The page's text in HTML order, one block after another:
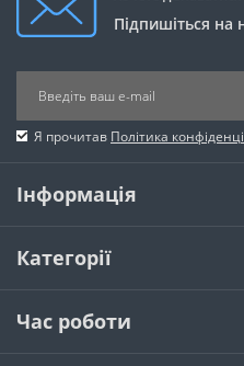
Підпишіться на
Я прочитав Політика
Інформація
Категорії
Час роботи